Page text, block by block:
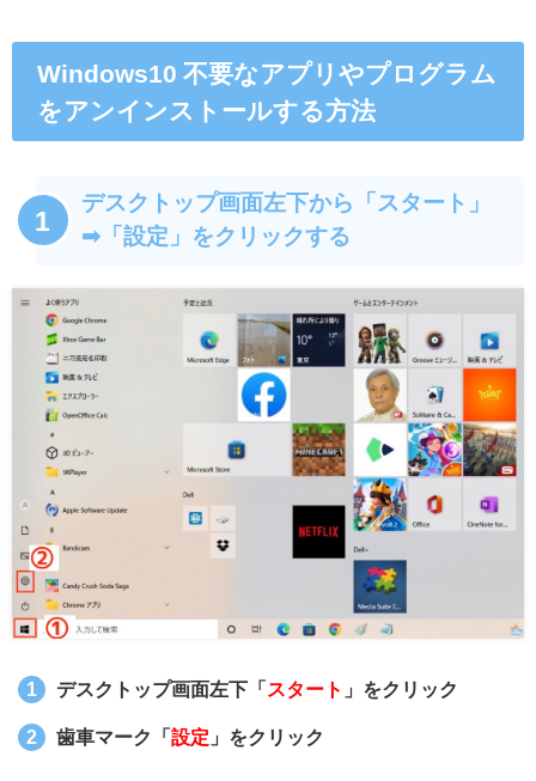
Windows10 不要なアプリやプログラム
をアンインストールする方法
1
デスクトップ画面左下から「スタート」
➡︎「設定」をクリックする
デスクトップ画面左下「 スタート 」をクリック
歯車マーク「 設定 」をクリック